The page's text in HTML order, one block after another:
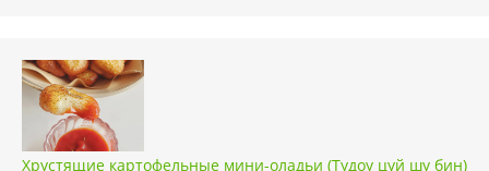
Хрустящие картофельные мини-оладьи (Тудоу цуй шу бин)